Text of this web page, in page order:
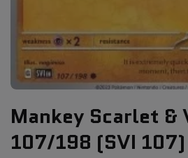
Mankey Scarlet &
107/198 (SVI 107)